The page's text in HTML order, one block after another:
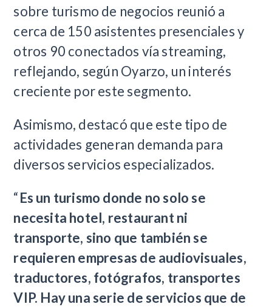
sobre turismo de negocios reunió a
cerca de 150 asistentes presenciales y
otros 90 conectados vía streaming,
reflejando, según Oyarzo, un interés
creciente por este segmento.
Asimismo, destacó que este tipo de
actividades generan demanda para
diversos servicios especializados.
“Es un turismo donde no solo se
necesita hotel, restaurant ni
transporte, sino que también se
requieren empresas de audiovisuales,
traductores, fotógrafos, transportes
VIP. Hay una serie de servicios que de